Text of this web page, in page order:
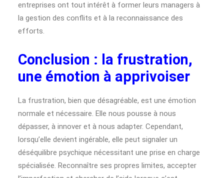
entreprises ont tout intérêt à former leurs managers à
la gestion des conflits et à la reconnaissance des
efforts.
Conclusion : la frustration,
une émotion à apprivoiser
La frustration, bien que désagréable, est une émotion
normale et nécessaire. Elle nous pousse à nous
dépasser, à innover et à nous adapter. Cependant,
lorsqu’elle devient ingérable, elle peut signaler un
déséquilibre psychique nécessitant une prise en charge
spécialisée. Reconnaître ses propres limites, accepter